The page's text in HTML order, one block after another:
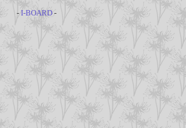
- I-BOARD-